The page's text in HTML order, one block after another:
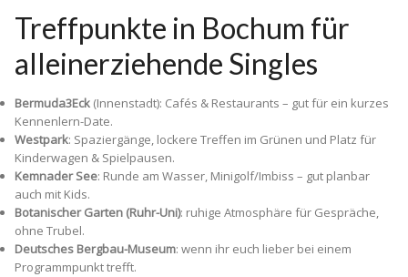
Treffpunkte in Bochum für
alleinerziehende Singles
Bermuda3Eck (Innenstadt): Cafés & Restaurants – gut für ein kurzes
Kennenlern-Date.
Westpark: Spaziergänge, lockere Treffen im Grünen und Platz für
Kinderwagen & Spielpausen.
Kemnader See: Runde am Wasser, Minigolf/Imbiss – gut planbar
auch mit Kids.
Botanischer Garten (Ruhr-Uni): ruhige Atmosphäre für Gespräche,
ohne Trubel.
Deutsches Bergbau-Museum: wenn ihr euch lieber bei einem
Programmpunkt trefft.